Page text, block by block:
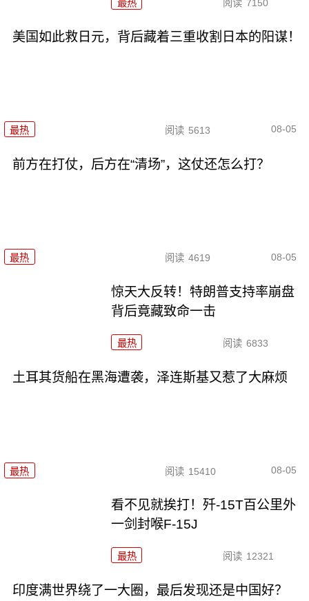
最热 阅读 7150
美国如此救日元，背后藏着三重收割日本的阳谋！
最热 阅读 5613 08-05
前方在打仗，后方在“清场”，这仗还怎么打？
最热 阅读 4619 08-05
惊天大反转！特朗普支持率崩盘
背后竟藏致命一击
最热 阅读 6833
土耳其货船在黑海遭袭，泽连斯基又惹了大麻烦
最热 阅读 15410 08-05
看不见就挨打！歼-15T百公里外
一剑封喉F-15J
最热 阅读 12321
印度满世界绕了一大圈，最后发现还是中国好？